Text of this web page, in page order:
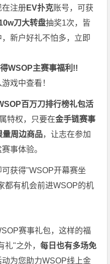
在注册EV扑克账号，可获
刀大转盘抽奖1次，皆
新户好礼不怕多，立即
WSOP主赛事福利!!
戏中查看！
百万刀排行榜礼包活
特权，只要在金手链赛事
量周边商品，让志在参加
事体验。
可获得"WSOP开幕赛坐
都有机会前进WSOP的机
赛事礼包，这样的福
礼"之外，每 日也有多场免
动为您助力WSOP线上金